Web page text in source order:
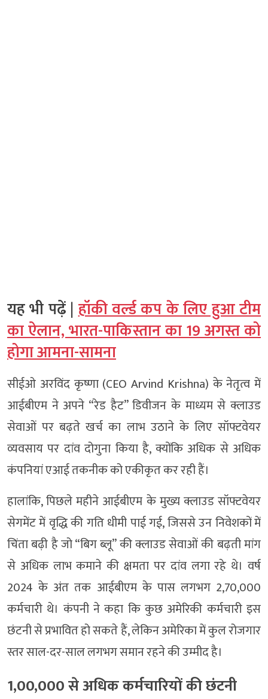
यह भी पढ़ें |हॉकी वर्ल्ड कप के लिए हुआ टीम
का ऐलान, भारत-पाकिस्तान का 19 अगस्त को
होगा आमना-सामना
सीईओ अरविंद कृष्णा (CEO Arvind Krishna) के नेतृत्व में
आईबीएम ने अपने “रेड हैट” डिवीजन के माध्यम से क्लाउड
सेवाओं पर बढ़ते खर्च का लाभ उठाने के लिए सॉफ्टवेयर
व्यवसाय पर दांव दोगुना किया है, क्योंकि अधिक से अधिक
कंपनियां एआई तकनीक को एकीकृत कर रही हैं।
हालांकि, पिछले महीने आईबीएम के मुख्य क्लाउड सॉफ्टवेयर
सेगमेंट में वृद्धि की गति धीमी पाई गई, जिससे उन निवेशकों में
चिंता बढ़ी है जो “बिग ब्लू” की क्लाउड सेवाओं की बढ़ती मांग
से अधिक लाभ कमाने की क्षमता पर दांव लगा रहे थे। वर्ष
2024 के अंत तक आईबीएम के पास लगभग 2,70,000
कर्मचारी थे। कंपनी ने कहा कि कुछ अमेरिकी कर्मचारी इस
छंटनी से प्रभावित हो सकते हैं, लेकिन अमेरिका में कुल रोजगार
स्तर साल-दर-साल लगभग समान रहने की उम्मीद है।
1,00,000 से अधिक कर्मचारियों की छंटनी